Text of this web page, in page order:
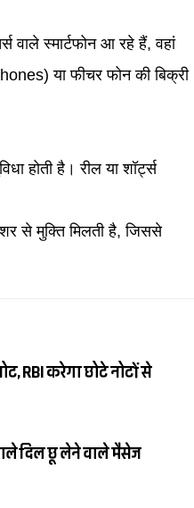
वाले स्मार्टफोन आ रहे हैं, वहां
या फीचर फोन की बिक्री
होती है। रील या शॉर्ट्स
से मुक्ति मिलती है, जिससे
RBI करेगा छोटे नोटों से
दिल छू लेने वाले मैसेज